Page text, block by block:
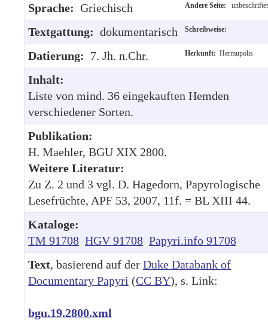
Sprache: Griechisch Andere Seite: unbeschriftet
Textgattung: dokumentarisch Schreibweise:
Datierung: 7. Jh. n.Chr. Herkunft: Hermupolis
Inhalt:
Liste von mind. 36 eingekauften Hemden
verschiedener Sorten.
Publikation:
H. Maehler, BGU XIX 2800.
Weitere Literatur:
Zu Z. 2 und 3 vgl. D. Hagedorn, Papyrologische
Lesefrüchte, APF 53, 2007, 11f. = BL XIII 44.
Kataloge:
TM 91708 HGV 91708 Papyri.info 91708
Text, basierend auf der Duke Databank of
Documentary Papyri (CC BY), s. Link:
bgu.19.2800.xml